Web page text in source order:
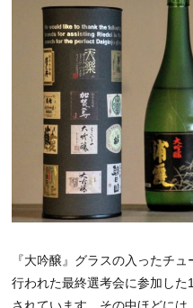
『大吟醸』グラスの入ったチ
行われた最終選考会に参加し